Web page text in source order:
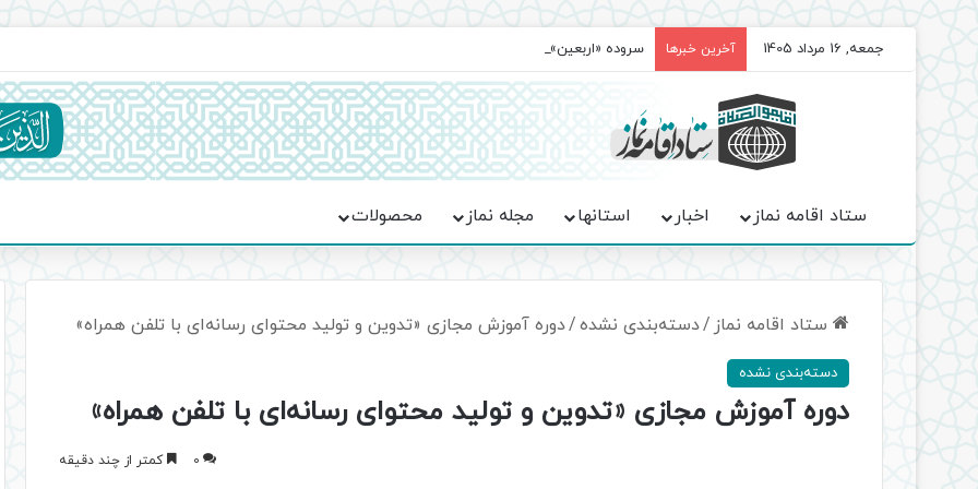
جمعه, 16 مرداد 1405 آخرین خبرها سروده‌ «اربعین»؛ روایت حماسه، استقامت و تمدن‌سازی امت اسلامی
ستاد اقامه نماز اخبار استانها مجله نماز محصولات
ستاد اقامه نماز /دسته‌بندی نشده/دوره آموزش مجازی «تدوین و تولید محتوای رسانه‌ای با تلفن همراه»
دسته‌بندی نشده
دوره آموزش مجازی «تدوین و تولید محتوای رسانه‌ای با تلفن همراه»
0 کمتر از چند دقیقه